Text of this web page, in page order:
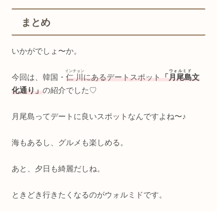
まとめ
いかがでしょ〜か。
今回は、韓国・ 仁川
インチョン
にあるデートスポット「月尾島
ウォルミド
文
化通り」の紹介でした♡
月尾島ってデートに良いスポットなんですよね〜♪
海もあるし、グルメも楽しめる。
あと、夕日も綺麗だしね。
ときどき行きたくなるのがウォルミドです。